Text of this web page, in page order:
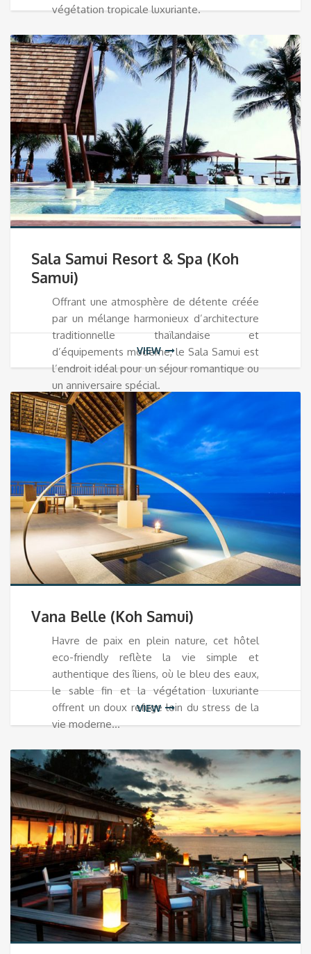
végétation tropicale luxuriante.
Sala Samui Resort & Spa (Koh
Samui)
Offrant une atmosphère de détente créée
par un mélange harmonieux d’architecture
traditionnelle thaïlandaise et
d’équipements moderne, le Sala Samui est
l’endroit idéal pour un séjour romantique ou
un anniversaire spécial.
VIEW
Vana Belle (Koh Samui)
Havre de paix en plein nature, cet hôtel
eco-friendly reflète la vie simple et
authentique des îliens, où le bleu des eaux,
le sable fin et la végétation luxuriante
offrent un doux refuge loin du stress de la
vie moderne…
VIEW